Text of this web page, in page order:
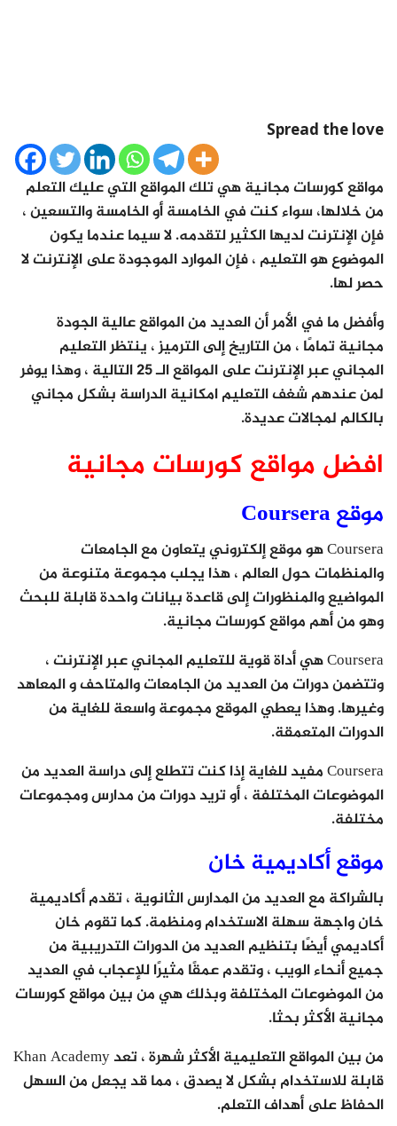
Spread the love
مواقع كورسات مجانية هي تلك المواقع التي عليك التعلم
من خلالها، سواء كنت في الخامسة أو الخامسة والتسعين ،
فإن الإنترنت لديها الكثير لتقدمه. لا سيما عندما يكون
الموضوع هو التعليم ، فإن الموارد الموجودة على الإنترنت لا
حصر لها.
وأفضل ما في الأمر أن العديد من المواقع عالية الجودة
مجانية تمامًا ، من التاريخ إلى الترميز ، ينتظر التعليم
المجاني عبر الإنترنت على المواقع الـ 25 التالية ، وهذا يوفر
لمن عندهم شغف التعليم امكانية الدراسة بشكل مجاني
بالكالم لمجالات عديدة.
افضل مواقع كورسات مجانية
موقع Coursera
Coursera هو موقع إلكتروني يتعاون مع الجامعات
والمنظمات حول العالم ، هذا يجلب مجموعة متنوعة من
المواضيع والمنظورات إلى قاعدة بيانات واحدة قابلة للبحث
وهو من أهم مواقع كورسات مجانية.
Coursera هي أداة قوية للتعليم المجاني عبر الإنترنت ،
وتتضمن دورات من العديد من الجامعات والمتاحف و المعاهد
وغيرها. وهذا يعطي الموقع مجموعة واسعة للغاية من
الدورات المتعمقة.
Coursera مفيد للغاية إذا كنت تتطلع إلى دراسة العديد من
الموضوعات المختلفة ، أو تريد دورات من مدارس ومجموعات
مختلفة.
موقع أكاديمية خان
بالشراكة مع العديد من المدارس الثانوية ، تقدم أكاديمية
خان واجهة سهلة الاستخدام ومنظمة. كما تقوم خان
أكاديمي أيضًا بتنظيم العديد من الدورات التدريبية من
جميع أنحاء الويب ، وتقدم عمقًا مثيرًا للإعجاب في العديد
من الموضوعات المختلفة وبذلك هي من بين مواقع كورسات
مجانية الأكثر بحثا.
من بين المواقع التعليمية الأكثر شهرة ، تعد Khan Academy
قابلة للاستخدام بشكل لا يصدق ، مما قد يجعل من السهل
الحفاظ على أهداف التعلم.